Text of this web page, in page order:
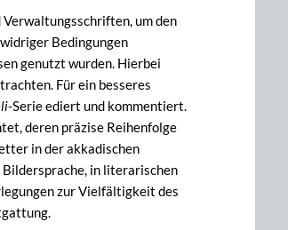
um den
Bedingungen
genutzt wurden. Hierbei
Für ein besseres
-Serie ediert und kommentiert.
deren präzise Reihenfolge
in der akkadischen
in literarischen
zur Vielfältigkeit des